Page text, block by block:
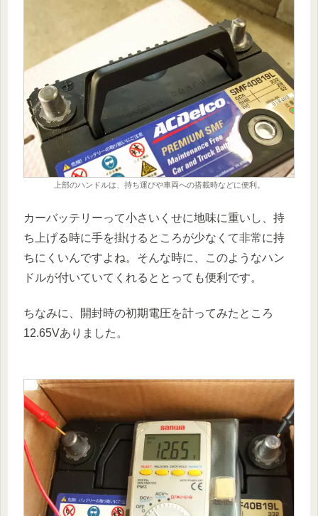
上部のハンドルは、持ち運びや車両への搭載時などに便利。
カーバッテリーって小さいくせに地味に重いし、持
ち上げる時に手を掛けるところが少なくて非常に持
ちにくいんですよね。そんな時に、このようなハン
ドルが付いていてくれるととっても便利です。
ちなみに、開封時の初期電圧を計ってみたところ
12.65Vありました。